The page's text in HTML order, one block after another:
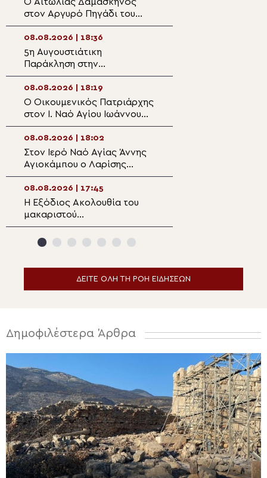
Ο Αιτωλίας Δαμασκηνός
στον Αργυρό Πηγάδι του
Θέρμου
08.08.2026 | 18:36
5η Αυγουστιάτικη
Παράκληση στην
Ευξεινούπολη
08.08.2026 | 18:19
Ο Οικουμενικός Πατριάρχης
στον I. Ναό Αγίου Ιωάννου
της Ρίλας της
Βουλγαροφώνου Κοινότητος
για την Παράκληση
08.08.2026 | 18:02
Στον Ιερό Ναό Αγίας Άννης
Αγιοκάμπου ο Λαρίσης
Ιερώνυμος
08.08.2026 | 17:45
Η Εξόδιος Ακολουθία του
μακαριστού
Πρωτοπρεσβυτέρου
Νικολάου Βιτζηλαίου στην
ΔΕΙΤΕ ΟΛΗ ΤΗ ΡΟΗ ΕΙΔΗΣΕΩΝ
Δημοφιλέστερα Άρθρα